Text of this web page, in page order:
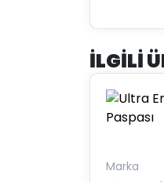
İLGILI
Marka